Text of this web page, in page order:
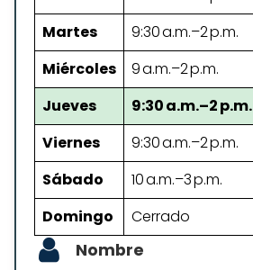
Martes
9:30 a.m.–2 p.m.
Miércoles
9 a.m.–2 p.m.
Jueves
9:30 a.m.–2 p.m.
Viernes
9:30 a.m.–2 p.m.
Sábado
10 a.m.–3 p.m.
Domingo
Cerrado
Nombre